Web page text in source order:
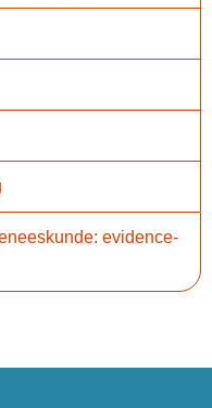
evidence-